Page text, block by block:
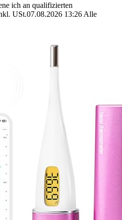
ich an qualifizierten
USt.07.08.2026 13:26 Alle